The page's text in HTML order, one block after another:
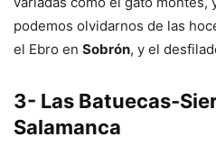
podemos olvidarnos de las
el Ebro en Sobrón, y el
3- Las Batuecas-
Salamanca